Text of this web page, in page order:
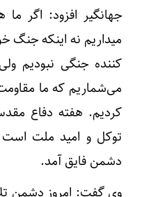
جهانگیر افزود: اگر
میداریم نه اینکه
کننده جنگی نبودیم
می‌شماریم که ما
کردیم. هفته دفاع
توکل و امید ملت است
دشمن فایق آمد.
وی گفت: امروز دشمن